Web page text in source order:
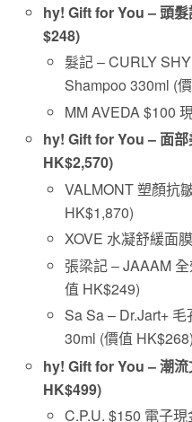
hy! Gift for You –頭髮
$248)
髮記 – CURLY
Shampoo 330ml (
MM AVEDA $100
hy! Gift for You – 面部
HK$2,570)
VALMONT 塑顏抗
HK$1,870)
XOVE 水凝舒緩面
張梁記 – JAAAM
值 HK$249)
Sa Sa – Dr.Jart+
30ml (價值 HK$268)
hy! Gift for You –潮
HK$499)
C.P.U. $150 電子現